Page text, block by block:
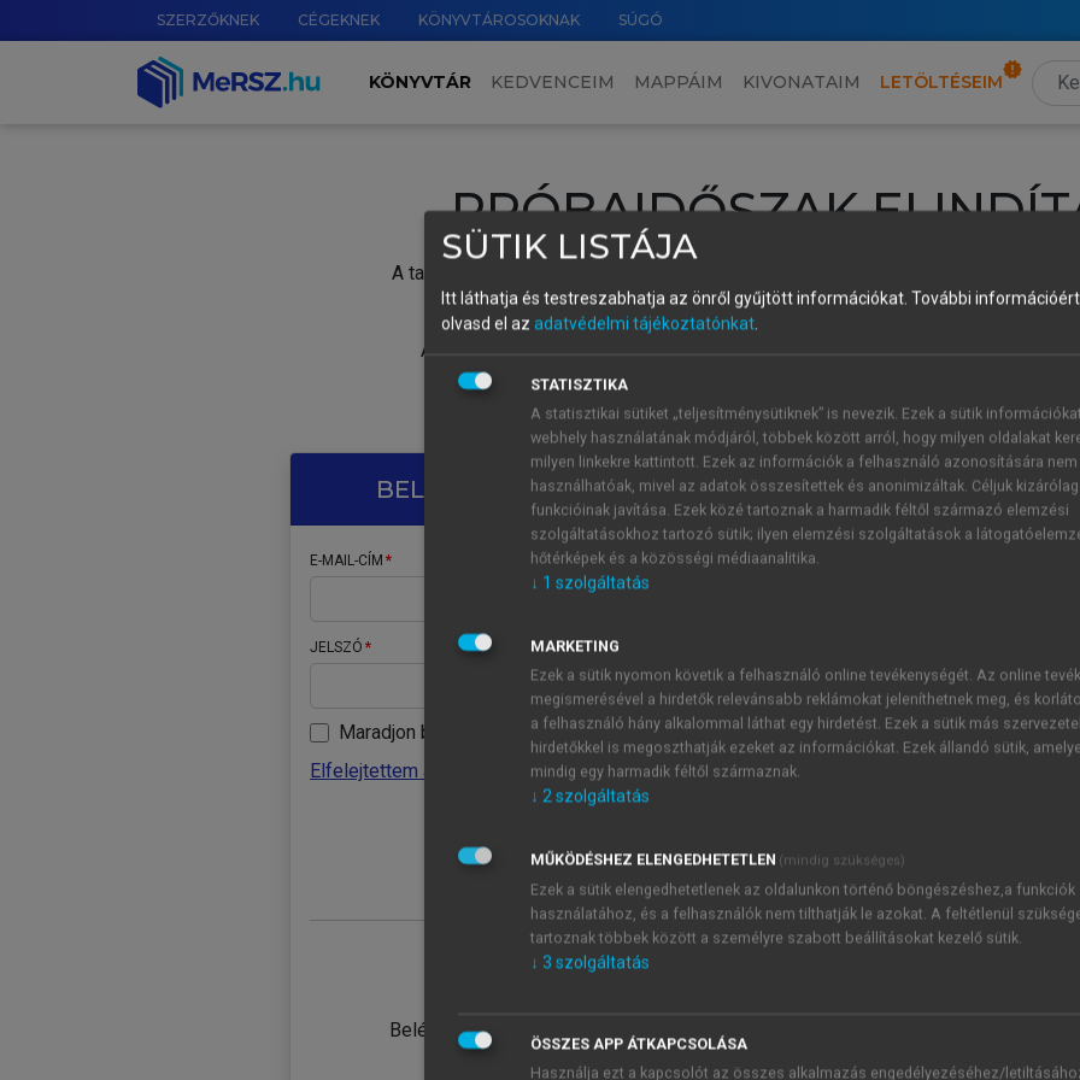
SZERZŐKNEK CÉGEKNEK KÖNYVTÁROSOKNAK SÚGÓ
KÖNYVTÁR KEDVENCEIM MAPPÁIM KIVONATAIM LETÖLTÉSEIM
PRÓBAIDŐSZAK
A tartalom megtekintéséhez lépj be a saját fiókoddal, iskolai azonosítóddal vagy
Új felhasználóként1 óra díjmentes hozzáférésrevagy
A próbaidőszak elindításához,
vagy hozz
A regisztráció után a
BELÉPÉS SAJÁT FIÓKKAL
E-MAIL-CÍM
JELSZÓ
Maradjon belépve
Elfelejtettem a jelszavamat
Belépés intézményi azonosítóval
ÚJ FIÓK
1 óra
JELSZÓ
Kérek értesítést a MeRSZ
Kérek értesítést az
SÜTIK LISTÁJA
Itt láthatja és testreszabhatja az önről gyűjtött információkat. További
olvasd el az adatvédelmi tájékoztatónkat.
STATISZTIKA
A statisztikai sütiket „teljesítménysütiknek” is nevezik. Ezek a sütik
webhely használatának módjáról, többek között arról, hogy milyen oldalakat
milyen linkekre kattintott. Ezek az információk a felhasználó azonosítására nem
használhatóak, mivel az adatok összesítettek és anonimizáltak. Céljuk
funkcióinak javítása. Ezek közé tartoznak a harmadik féltől származó elemzési
szolgáltatásokhoz tartozó sütik; ilyen elemzési szolgáltatások a
hőtérképek és a közösségi médiaanalitika.
↓ 1 szolgáltatás
MARKETING
Ezek a sütik nyomon követik a felhasználó online tevékenységét. Az online
megismerésével a hirdetők relevánsabb reklámokat jeleníthetnek meg, és
a felhasználó hány alkalommal láthat egy hirdetést. Ezek a sütik más
hirdetőkkel is megoszthatják ezeket az információkat. Ezek állandó sütik,
mindig egy harmadik féltől származnak.
↓ 2szolgáltatás
MŰKÖDÉSHEZ ELENGEDHETETLEN (mindig szükséges)
Ezek a sütik elengedhetetlenek az oldalunkon történő böngészéshez,a funkciók
használatához, és a felhasználók nem tilthatják le azokat. A feltétlenül
tartoznak többek között a személyre szabott beállításokat kezelő sütik.
↓ 3 szolgáltatás
ÖSSZES APP ÁTKAPCSOLÁSA
Használja ezt a kapcsolót az összes alkalmazás engedélyezéséhez/